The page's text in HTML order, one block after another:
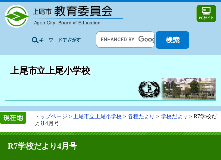
上尾市立上尾小学校
トップページ > 上尾市立上尾小学校 > 各種たより > 学校だより > R7学校だ
より4月号
R7学校だより4月号